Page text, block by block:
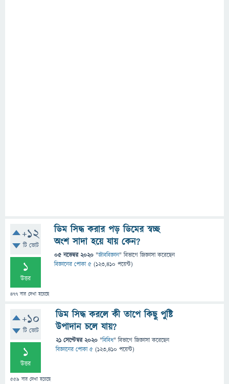
+12
টি ভোট
1
উত্তর
477 বার দেখা হয়েছে
ডিম সিদ্ধ করার পড় ডিমের স্বচ্ছ
অংশ সাদা হয়ে যায় কেন?
05 নভেম্বর 2020 "জীববিজ্ঞান" বিভাগে জিজ্ঞাসাকরেছেন
বিজ্ঞানের পোকা ৫ (123,410 পয়েন্ট)
+10
টি ভোট
1
উত্তর
559 বার দেখা হয়েছে
ডিম সিদ্ধ করলে কী তাপে কিছু পুষ্টি
উপাদান চলে যায়?
21 সেপ্টেম্বর 2020 "বিবিধ" বিভাগে জিজ্ঞাসাকরেছেন
বিজ্ঞানের পোকা ৫ (123,410 পয়েন্ট)